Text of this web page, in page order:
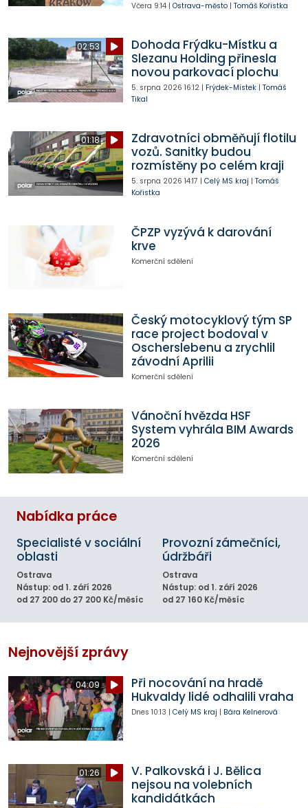
Včera 9:14| Ostrava-město| Tomáš Kořistka
02:53
Dohoda Frýdku-Místku a
Slezanu Holding přinesla
novou parkovací plochu
5. srpna 2026 16:12| Frýdek-Místek| Tomáš
Tikal
01:18
Zdravotníci obměňují flotilu
vozů. Sanitky budou
rozmístěny po celém kraji
5. srpna 2026 14:17 | Celý MS kraj | Tomáš
Kořistka
ČPZP vyzývá k darování
krve
Komerční sdělení
Český motocyklový tým SP
race project bodoval v
Oscherslebenu a zrychlil
závodní Aprilii
Komerční sdělení
Vánoční hvězda HSF
System vyhrála BIM Awards
2026
Komerční sdělení
Nabídka práce
Specialisté v sociální
oblasti
Ostrava
Nástup: od 1. září 2026
od 27 200 do 27 200 Kč/měsíc
Provozní zámečníci,
údržbáři
Ostrava
Nástup: od 1. září 2026
od 27 160 Kč/měsíc
Nejnovější zprávy
04:09
Při nocování na hradě
Hukvaldy lidé odhalili vraha
Dnes 10:13 | Celý MS kraj | Bára Kelnerová
01:26
V. Palkovská i J. Bělica
nejsou na volebních
kandidátkách